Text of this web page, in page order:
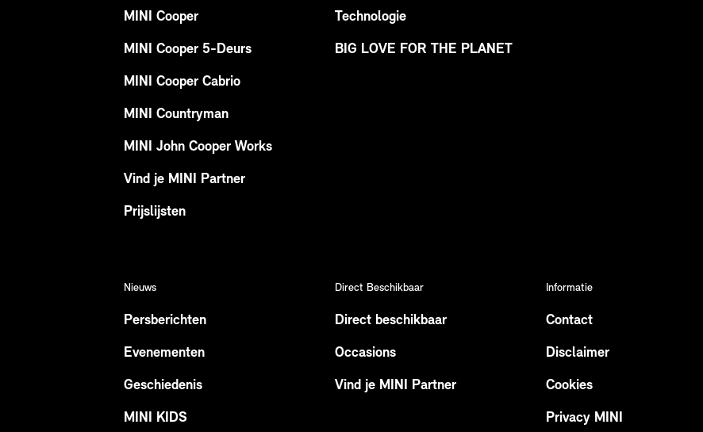
MINI Cooper
MINI Cooper 5-Deurs
MINI Cooper Cabrio
MINI Countryman
MINI John Cooper Works
Vind je MINI Partner
Prijslijsten
Technologie
BIG LOVE FOR THE PLANET
Nieuws
Persberichten
Evenementen
Geschiedenis
MINI KIDS
Direct Beschikbaar
Direct beschikbaar
Occasions
Vind je MINI Partner
Informatie
Contact
Disclaimer
Cookies
Privacy MINI